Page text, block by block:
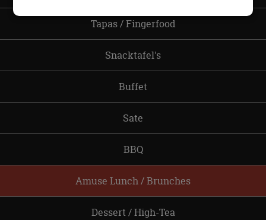
Tapas / Fingerfood
Snacktafel's
Buffet
Sate
BBQ
Amuse Lunch / Brunches
Dessert / High-Tea